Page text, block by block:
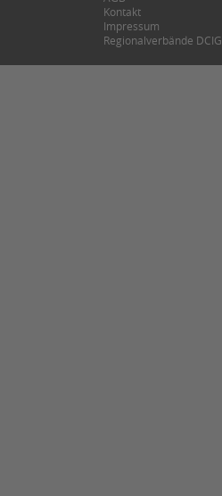
Kontakt
Impressum
Regionalverbände DCIG